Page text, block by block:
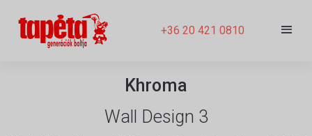
+36 20 421 0810
Khroma
Wall Design 3